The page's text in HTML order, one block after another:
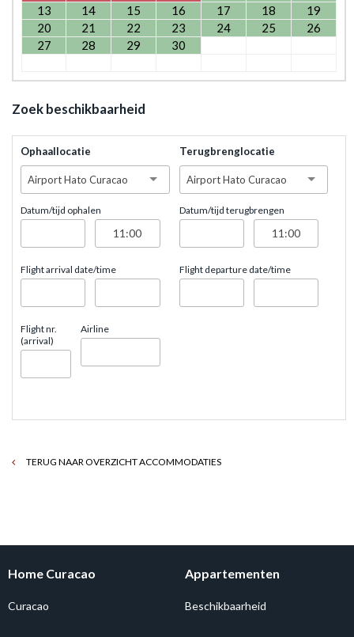
13
14 15 16 17 18
19
20
21 22 23 24 25
26
27
28 29 30
Zoek beschikbaarheid
Ophaallocatie
Airport Hato Curacao
Datum/tijd ophalen
Flight arrival date/time
Flight nr.
(arrival)
Airline
Terugbrenglocatie
Airport Hato Curacao
Datum/tijd terugbrengen
Flight departure date/time
TERUG NAAR OVERZICHT ACCOMMODATIES
Home Curacao
Curacao
Appartementen
Beschikbaarheid